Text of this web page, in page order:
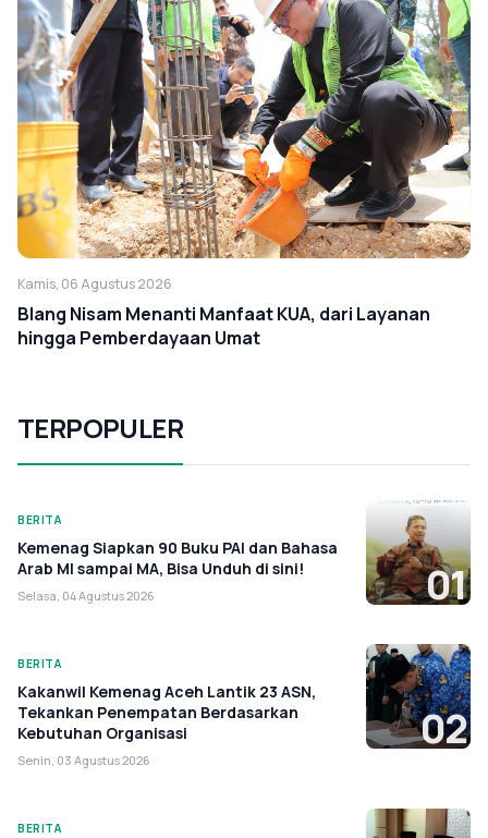
Kamis, 06 Agustus 2026
Blang Nisam Menanti Manfaat KUA, dari Layanan
hingga Pemberdayaan Umat
TERPOPULER
BERITA
Kemenag Siapkan 90 Buku PAI dan Bahasa
Arab MI sampai MA, Bisa Unduh di sini!
Selasa, 04 Agustus 2026 01
BERITA
Kakanwil Kemenag Aceh Lantik 23 ASN,
Tekankan Penempatan Berdasarkan
Kebutuhan Organisasi
Senin, 03 Agustus 2026
02
BERITA